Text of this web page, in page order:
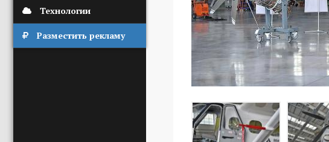
Технологии
Разместить рекламу